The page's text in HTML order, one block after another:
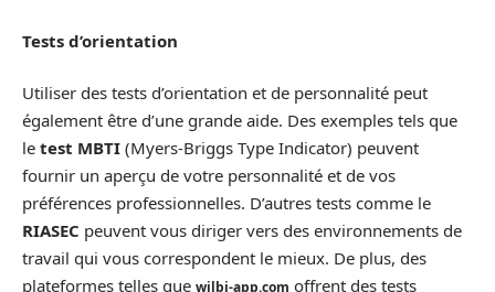
Tests d’orientation
Utiliser des tests d’orientation et de personnalité peut
également être d’une grande aide. Des exemples tels que
le test MBTI (Myers-Briggs Type Indicator) peuvent
fournir un aperçu de votre personnalité et de vos
préférences professionnelles. D’autres tests comme le
RIASEC peuvent vous diriger vers des environnements de
travail qui vous correspondent le mieux. De plus, des
plateformes telles que wilbi-app.com offrent des tests